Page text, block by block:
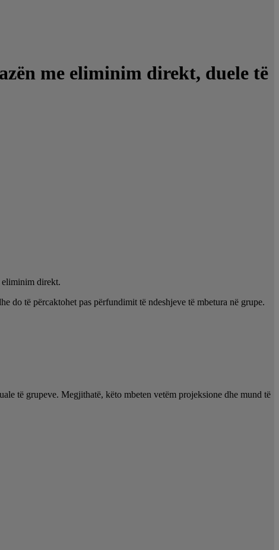
me eliminim direkt, duele të
eliminim direkt.
do të përcaktohet pas përfundimit të ndeshjeve të mbetura në grupe.
të grupeve. Megjithatë, këto mbeten vetëm projeksione dhe mund të